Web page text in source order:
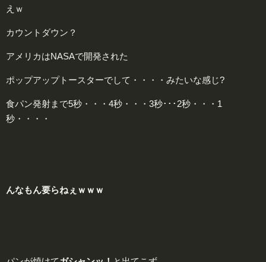
えｗ
カウントダウン？
アメリカはNASAで開発された
ポップアップトースターでして・・・・みたいな感じ?
食パン発射まで5秒・・・4秒・・・3秒･･･2秒・・・1
秒・・・・
んなもん要らねぇｗｗｗ